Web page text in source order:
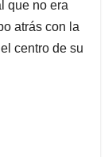
que no era
atrás con la
centro de su